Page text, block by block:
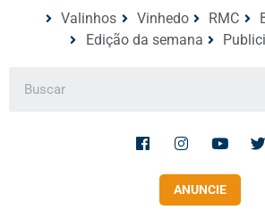
Valinhos Vinhedo RMC
Edição da semana
ANUNCIE